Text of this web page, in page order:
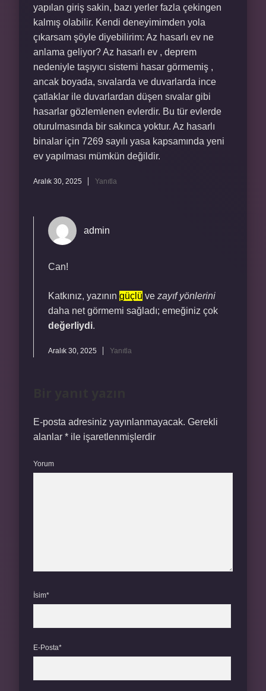
yapılan giriş sakin, bazı yerler fazla çekingen
kalmış olabilir. Kendi deneyimimden yola
çıkarsam şöyle diyebilirim: Az hasarlı ev ne
anlama geliyor? Az hasarlı ev , deprem
nedeniyle taşıyıcı sistemi hasar görmemiş ,
ancak boyada, sıvalarda ve duvarlarda ince
çatlaklar ile duvarlardan düşen sıvalar gibi
hasarlar gözlemlenen evlerdir. Bu tür evlerde
oturulmasında bir sakınca yoktur. Az hasarlı
binalar için 7269 sayılı yasa kapsamında yeni
ev yapılması mümkün değildir.
Aralık 30, 2025 Yanıtla
admin
Can!
Katkınız, yazının güçlü ve zayıf yönlerini
daha net görmemi sağladı; emeğiniz çok
değerliydi.
Aralık 30, 2025 Yanıtla
E-posta adresiniz yayınlanmayacak. Gerekli
alanlar * ile işaretlenmişlerdir
Yorum
İsim*
E-Posta*